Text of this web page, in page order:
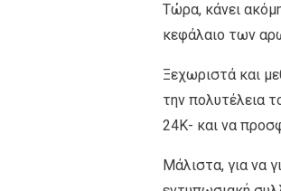
Τώρα, κάνει
κεφάλαιο των
Ξεχωριστά και
την πολυτέλεια
24Κ- και να
Μάλιστα, για να